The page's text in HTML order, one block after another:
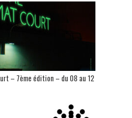
– 7ème édition – du 08 au 12